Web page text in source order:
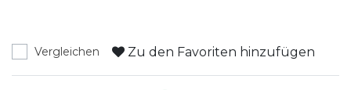
Vergleichen Zu den Favoriten hinzufügen